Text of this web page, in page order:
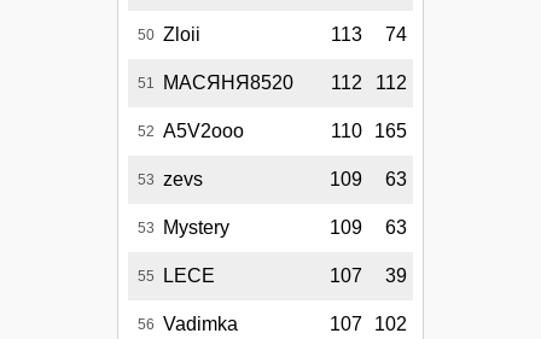
50 Zloii 113 74
51 МАСЯНЯ8520 112 112
52 A5V2ooo 110 165
53 zevs 109 63
53 Mystery 109 63
55 LECE 107 39
56 Vadimka 107 102